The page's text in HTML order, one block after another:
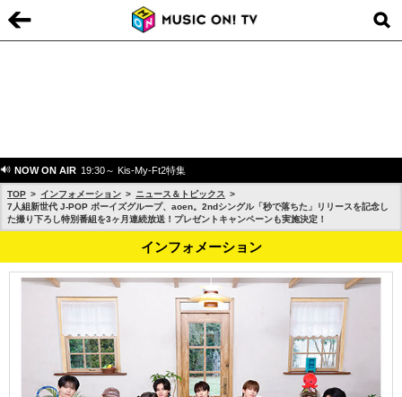
NOW ON AIR 19:30～ Kis-My-Ft2特集
TOP インフォメーション
ニュース＆トピックス
7人組新世代 J-POP ボーイズグループ、aoen。2ndシングル「秒で落ちた」リリースを記念し
た撮り下ろし特別番組を3ヶ月連続放送！プレゼントキャンペーンも実施決定！
インフォメーション